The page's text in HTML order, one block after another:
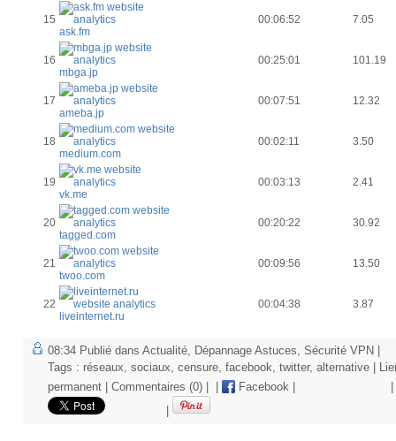
15
ask.fm
00:06:52 7.05
16
mbga.jp
00:25:01 101.19
17
ameba.jp
00:07:51 12.32
18
medium.com
00:02:11 3.50
19
vk.me
00:03:13 2.41
20
tagged.com
00:20:22 30.92
21
twoo.com
00:09:56 13.50
22
liveinternet.ru
00:04:38 3.87
08:34 Publié dans Actualité Dépannage Astuces Sécurité VPN
Tags : réseaux sociaux censure facebook twitter, alternative
permanent
Commentaires (0) Facebook